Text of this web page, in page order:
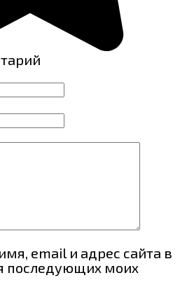
email и адрес сайта в
последующих моих